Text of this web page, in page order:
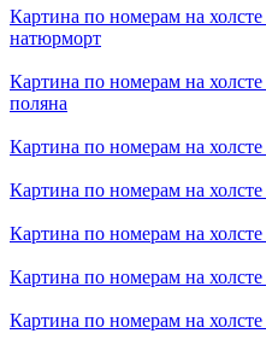
Картина по номерам на холсте
натюрморт
Картина по номерам на холсте
поляна
Картина по номерам на холсте
Картина по номерам на холсте
Картина по номерам на холсте
Картина по номерам на холсте
Картина по номерам на холсте